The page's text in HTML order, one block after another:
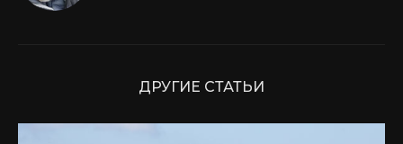
ДРУГИЕ СТАТЬИ